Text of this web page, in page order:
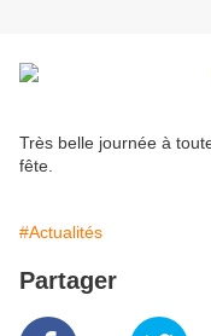
Très belle journée à
fête.
#Actualités
Partager